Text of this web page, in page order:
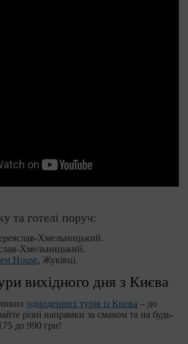
та готелі поруч:
Хмельницький.
Хмельницький.
House, Жуківці.
вихідного дня з Києва
одноденних турів із Києва – до
різні напрямки за смаком та на будь-
до 990 грн!